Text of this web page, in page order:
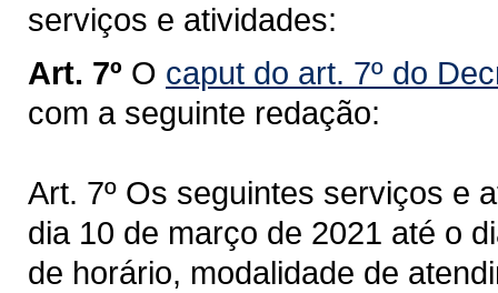
serviços e atividades:
Art. 7º O caput do art. 7º do
com a seguinte redação:
Art. 7º Os seguintes serviços e
dia 10 de março de 2021 até o
de horário, modalidade de